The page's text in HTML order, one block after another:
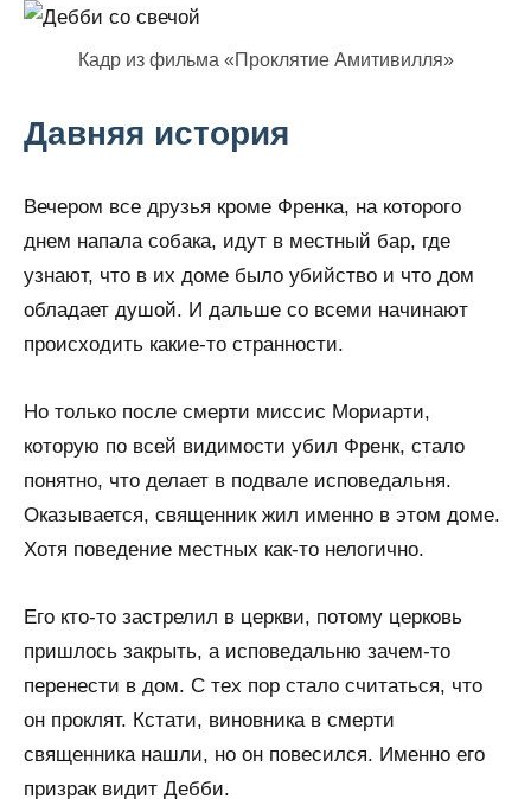
Кадр из фильма «Проклятие Амитивилля»
Давняя история
Вечером все друзья кроме Френка, на которого
днем напала собака, идут в местный бар, где
узнают, что в их доме было убийство и что дом
обладает душой. И дальше со всеми начинают
происходить какие-то странности.
Но только после смерти миссис Мориарти,
которую по всей видимости убил Френк, стало
понятно, что делает в подвале исповедальня.
Оказывается, священник жил именно в этом доме.
Хотя поведение местных как-то нелогично.
Его кто-то застрелил в церкви, потому церковь
пришлось закрыть, а исповедальню зачем-то
перенести в дом. С тех пор стало считаться, что
он проклят. Кстати, виновника в смерти
священника нашли, но он повесился. Именно его
призрак видит Дебби.